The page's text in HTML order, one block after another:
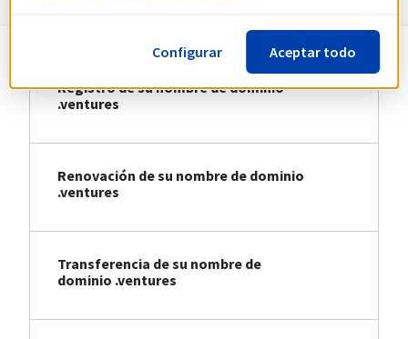
Registro de su nombre de dominio
.ventures
Renovación de su nombre de dominio
.ventures
Transferencia de su nombre de
dominio .ventures
Configurar Aceptar todo